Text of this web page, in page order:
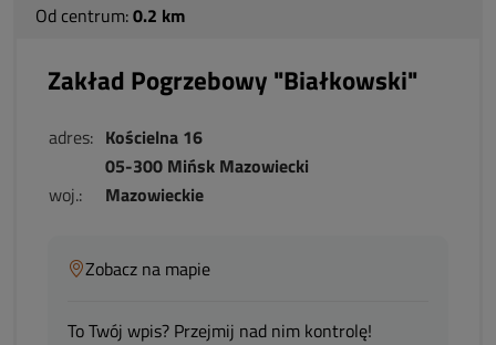
Od centrum:0.2 km
Zakład Pogrzebowy "Białkowski"
adres: Kościelna 16
05-300 Mińsk Mazowiecki
woj.:
Mazowieckie
Zobacz na mapie
To Twój wpis? Przejmij nad nim kontrolę!